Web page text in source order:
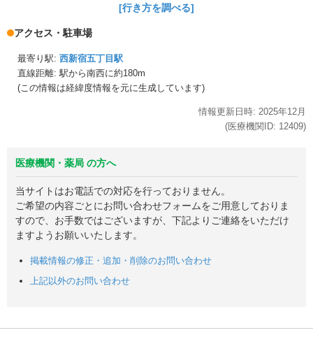
[行き方を調べる]
アクセス・駐車場
最寄り駅: 西新宿五丁目駅
直線距離: 駅から南西に約180m
(この情報は経緯度情報を元に生成しています)
情報更新日時: 2025年12月
(医療機関ID: 12409)
医療機関・薬局 の方へ
当サイトはお電話での対応を行っておりません。
ご希望の内容ごとにお問い合わせフォームをご用意しておりま
すので、お手数ではございますが、下記よりご連絡をいただけ
ますようお願いいたします。
掲載情報の修正・追加・削除のお問い合わせ
上記以外のお問い合わせ